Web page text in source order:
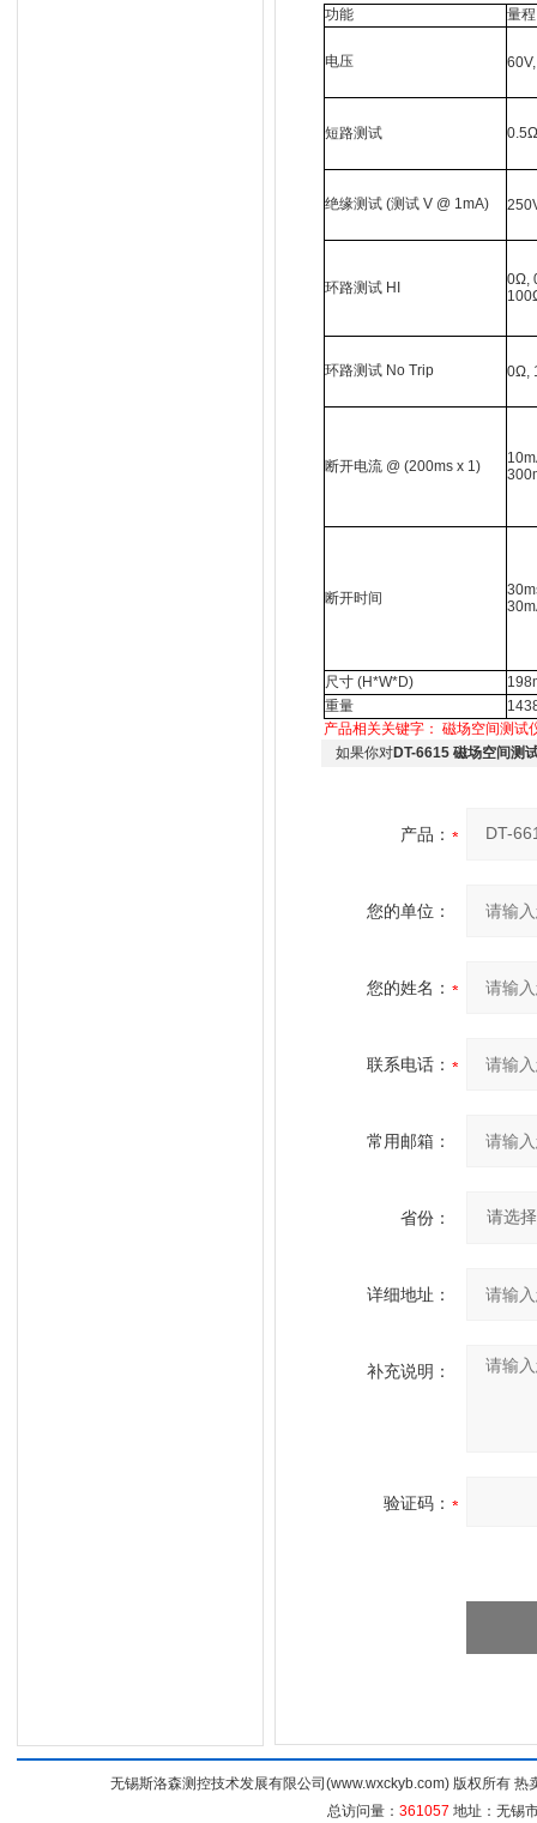
功能
量程
电压
短路测试
绝缘测试 (测试 V @ 1mA)
环路测试 HI
0Ω,
环路测试 No Trip 0Ω,
断开电流 @ (200ms x 1)
断开时间
尺寸 (H*W*D)
重量
产品相关关键字： 磁场空间测试
如果你对DT-6615 磁场空间测
产品：
您的单位：
您的姓名：
联系电话：
常用邮箱：
省份：
详细地址：
补充说明：
验证码：
无锡斯洛森测控技术发展有限公司(www.wxckyb.com) 版权所有
总访问量： 361057 地址：无锡